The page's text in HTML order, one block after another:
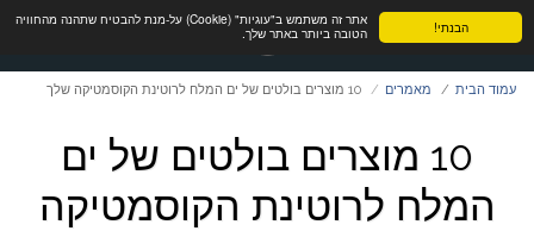
הבנתי!
אתר זה משתמש ב"עוגיות" (Cookie) על-מנת להבטיח שתהנה מהחוויה
הטובה ביותר באתר שלך.
עמוד הבית מאמרים 10 מוצרים בולטים של ים המלח לרוטינת הקוסמטיקה שלך
10 מוצרים בולטים של ים
המלח לרוטינת הקוסמטיקה